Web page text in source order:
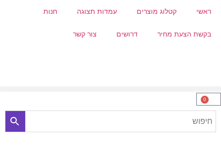
ראשי קטלוג מוצרים עמדות תצוגה חנות
בקשת הצעת מחיר דרושים צור קשר
0